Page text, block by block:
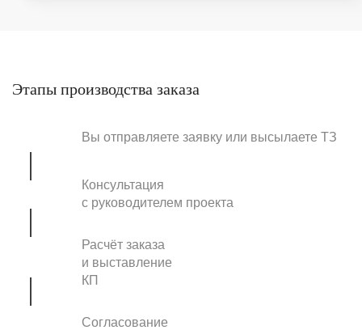
Этапы производства заказа
Вы отправляете заявку или высылаете ТЗ
Консультация
с руководителем проекта
Расчёт заказа
и выставление
КП
Согласование